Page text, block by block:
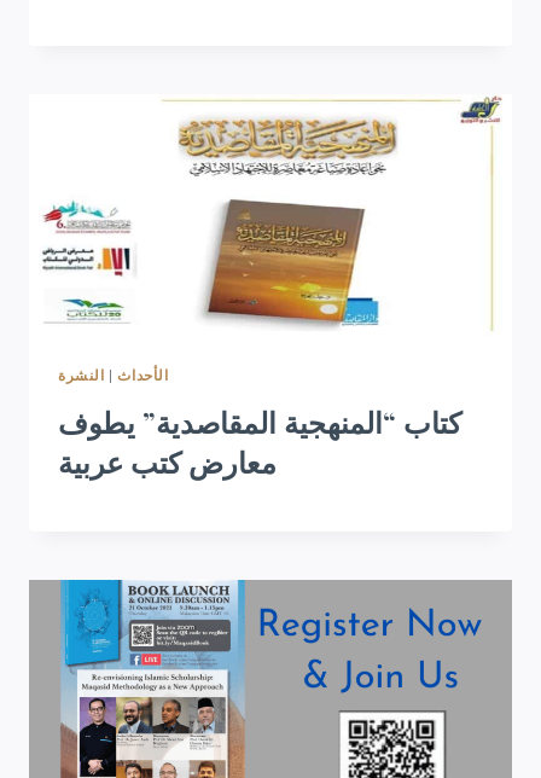
الأحداث| النشرة
كتاب “المنهجية المقاصدية” يطوف
معارض كتب عربية